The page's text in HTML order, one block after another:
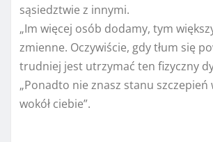
sąsiedztwie z innymi.
„Im więcej osób dodamy, tym
zmienne. Oczywiście, gdy tłum się
trudniej jest utrzymać ten fizyczny
„Ponadto nie znasz stanu szczepień
wokół ciebie”.